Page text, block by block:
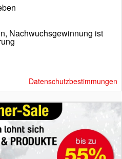
Nachwuchsgewinnung ist
Datenschutzbestimmungen